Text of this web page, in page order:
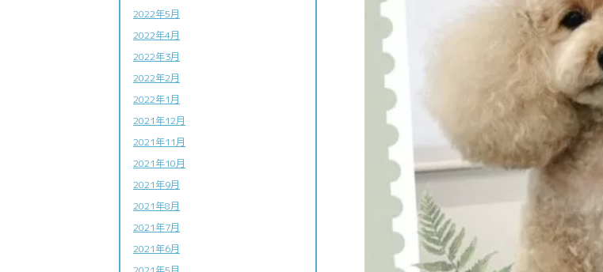
2022年5月
2022年4月
2022年3月
2022年2月
2022年1月
2021年12月
2021年11月
2021年10月
2021年9月
2021年8月
2021年7月
2021年6月